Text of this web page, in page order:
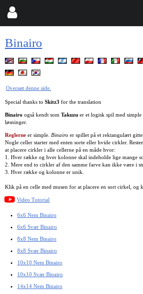
Binairo
Oversæt denne side.
Special thanks to Skitz3 for the translation
Binairo også kendt som Takuzu er et logisk spil med
løsninger.
Reglerne er simple. Binairo er spillet på et rektangulært
Nogle celler starter med enten sorte eller hvide cirkler.
at placere cirkler i alle cellerne på en måde hvor:
1. Hver række og hver kolonne skal indeholde lige mange
2. Mere end to cirkler af den samme farve kan ikke være i
3. Hver række og kolonne er unik.
Klik på en celle med musen for at placere en sort cirkel, og
Video Tutorial
6x6 Nem Binairo
6x6 Svær Binairo
8x8 Nem Binairo
8x8 Svær Binairo
10x10 Nem Binairo
10x10 Svær Binairo
14x14 Nem Binairo